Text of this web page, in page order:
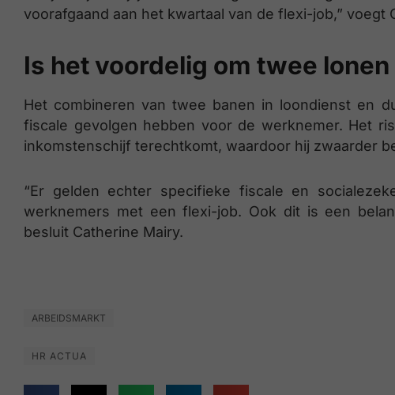
voorafgaand aan het kwartaal van de flexi-job,” voegt
Is het voordelig om twee
Het combineren van twee banen in loondienst en
fiscale gevolgen hebben voor de werknemer. Het
inkomstenschijf terechtkomt, waardoor hij zwaarder
“Er gelden echter specifieke fiscale en
werknemers met een flexi-job. Ook dit is een
besluit Catherine Mairy.
ARBEIDSMARKT
HR ACTUA